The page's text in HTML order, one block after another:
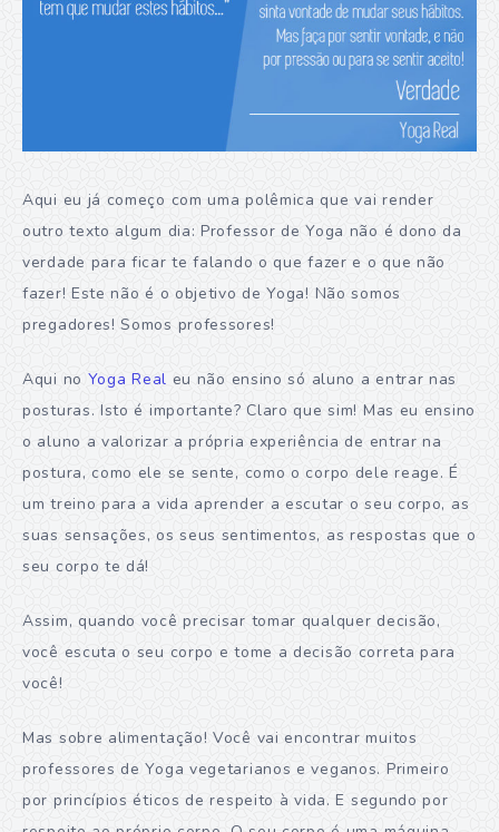
Aqui eu já começo com uma polêmica que vai render
outro texto algum dia: Professor de Yoga não é dono da
verdade para ficar te falando o que fazer e o que não
fazer! Este não é o objetivo de Yoga! Não somos
pregadores! Somos professores!
Aqui no Yoga Real eu não ensino só aluno a entrar nas
posturas. Isto é importante? Claro que sim! Mas eu ensino
o aluno a valorizar a própria experiência de entrar na
postura, como ele se sente, como o corpo dele reage. É
um treino para a vida aprender a escutar o seu corpo, as
suas sensações, os seus sentimentos, as respostas que o
seu corpo te dá!
Assim, quando você precisar tomar qualquer decisão,
você escuta o seu corpo e tome a decisão correta para
você!
Mas sobre alimentação! Você vai encontrar muitos
professores de Yoga vegetarianos e veganos. Primeiro
por princípios éticos de respeito à vida. E segundo por